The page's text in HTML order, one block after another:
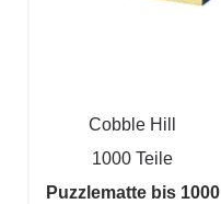
Cobble Hill
1000 Teile
Puzzlematte bis 1000